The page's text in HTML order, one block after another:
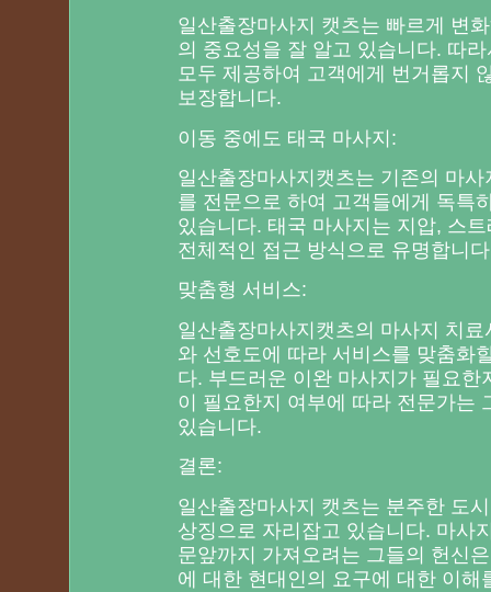
일산출장마사지 캣츠는 빠르게 변
의 중요성을 잘 알고 있습니다. 따
모두 제공하여 고객에게 번거롭지
보장합니다.
이동 중에도 태국 마사지:
일산출장마사지캣츠는 기존의 마
를 전문으로 하여 고객들에게 독특
있습니다. 태국 마사지는 지압, 스
전체적인 접근 방식으로 유명합니
맞춤형 서비스:
일산출장마사지캣츠의 마사지 치
와 선호도에 따라 서비스를 맞춤화
다. 부드러운 이완 마사지가 필요
이 필요한지 여부에 따라 전문가는
있습니다.
결론:
일산출장마사지 캣츠는 분주한 도
상징으로 자리잡고 있습니다. 마사
문앞까지 가져오려는 그들의 헌신
에 대한 현대인의 요구에 대한 이해